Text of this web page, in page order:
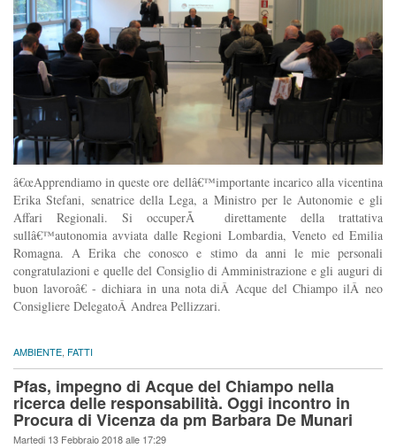
â€œApprendiamo in queste ore dellâ€™importante incarico alla vicentina
Erika Stefani, senatrice della Lega, a Ministro per le Autonomie e gli
Affari Regionali. Si occuperÃ direttamente della trattativa
sullâ€™autonomia avviata dalle Regioni Lombardia, Veneto ed Emilia
Romagna. A Erika che conosco e stimo da anni le mie personali
congratulazioni e quelle del Consiglio di Amministrazione e gli auguri di
buon lavoroâ€ - dichiara in una nota diÂ Acque del Chiampo ilÂ neo
Consigliere DelegatoÂ Andrea Pellizzari.
AMBIENTE FATTI
Pfas, impegno di Acque del Chiampo nella
ricerca delle responsabilità. Oggi incontro in
Procura di Vicenza da pm Barbara De Munari
Martedi 13 Febbraio 2018 alle 17:29